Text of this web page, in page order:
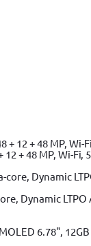
+ 48 MP, Wi-Fi,
LTPO